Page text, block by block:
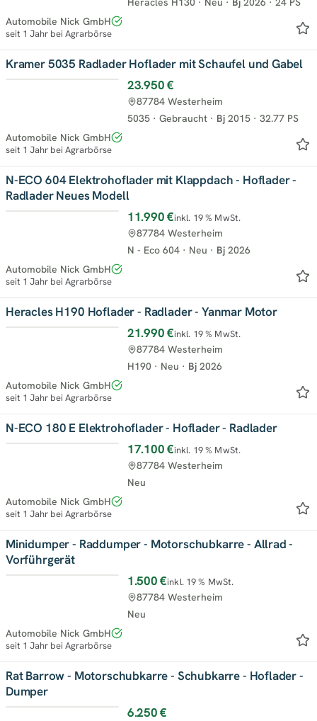
Automobile Nick GmbH
seit 1 Jahr bei Agrarbörse
Kramer 5035 Radlader Hoflader mit Schaufel und Gabel
23.950 €
5035 · Gebraucht · Bj 2015 ·32.77 PS
87784 Westerheim
Automobile Nick GmbH
seit 1 Jahr bei Agrarbörse
N-ECO 604 Elektrohoflader mit Klappdach - Hoflader -
Radlader Neues Modell
11.990 €inkl. 19 % MwSt.
N - Eco 604 · Neu · Bj 2026
87784 Westerheim
Automobile Nick GmbH
seit 1 Jahr bei Agrarbörse
Heracles H190 Hoflader - Radlader - Yanmar Motor
21.990 €inkl. 19 % MwSt.
H190 · Neu · Bj 2026
87784 Westerheim
Automobile Nick GmbH
seit 1 Jahr bei Agrarbörse
N-ECO 180 E Elektrohoflader - Hoflader - Radlader
17.100 €inkl. 19 % MwSt.
Neu
87784 Westerheim
Automobile Nick GmbH
seit 1 Jahr bei Agrarbörse
Minidumper - Raddumper - Motorschubkarre - Allrad -
Vorführgerät
1.500 €inkl. 19 % MwSt.
Neu
87784 Westerheim
Automobile Nick GmbH
seit 1 Jahr bei Agrarbörse
Rat Barrow - Motorschubkarre - Schubkarre - Hoflader -
Dumper
6.250 €